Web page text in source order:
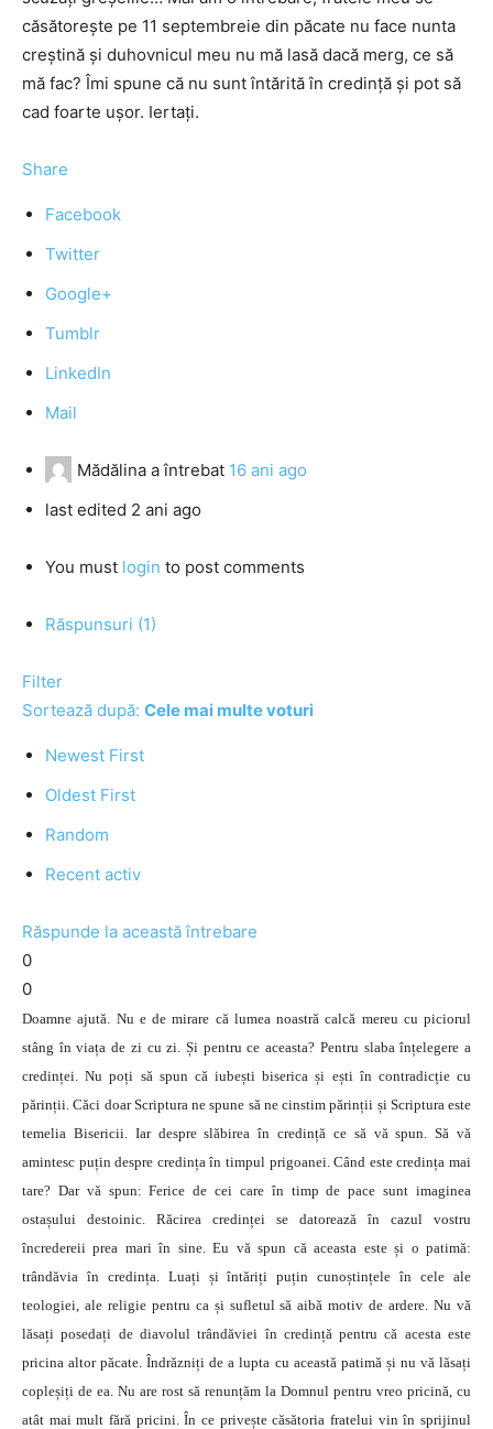
căsătoreşte pe 11 septembreie din păcate nu face nunta
creştină şi duhovnicul meu nu mă lasă dacă merg, ce să
mă fac? Îmi spune că nu sunt întărită în credinţă şi pot să
cad foarte uşor. Iertaţi.
Share
Facebook
Twitter
Google+
Tumblr
LinkedIn
Mail
Mădălina a întrebat 16 ani ago
last edited 2 ani ago
You must login to post comments
Răspunsuri (1)
Filter
Sortează după: Cele mai multe voturi
Newest First
Oldest First
Random
Recent activ
Răspunde la această întrebare
0
0
Doamne ajută. Nu e de mirare că lumea noastră calcă mereu cu piciorul
stâng în viața de zi cu zi. Și pentru ce aceasta? Pentru slaba înțelegere a
credinței. Nu poți să spun că iubești biserica și ești în contradicție cu
părinții. Căci doar Scriptura ne spune să ne cinstim părinții și Scriptura este
temelia Bisericii. Iar despre slăbirea în credință ce să vă spun. Să vă
amintesc puțin despre credința în timpul prigoanei. Când este credința mai
tare? Dar vă spun: Ferice de cei care în timp de pace sunt imaginea
ostașului destoinic. Răcirea credinței se datorează în cazul vostru
încredereii prea mari în sine. Eu vă spun că aceasta este și o patimă:
trândăvia în credința. Luați și întăriți puțin cunoștințele în cele ale
teologiei, ale religie pentru ca și sufletul să aibă motiv de ardere. Nu vă
lăsați posedați de diavolul trândăviei în credință pentru că acesta este
pricina altor păcate. Îndrăzniți de a lupta cu această patimă și nu vă lăsați
copleșiți de ea. Nu are rost să renunțăm la Domnul pentru vreo pricină, cu
atât mai mult fără pricini. În ce privește căsătoria fratelui vin în sprijinul